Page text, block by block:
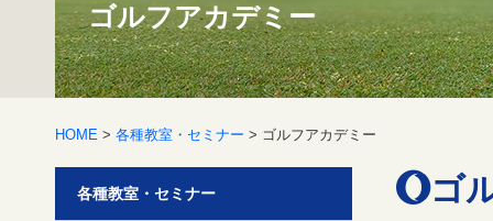
ゴルフアカデミー
HOME > 各種教室・セミナー > ゴルフアカデミー
ゴ
各種教室・セミナー